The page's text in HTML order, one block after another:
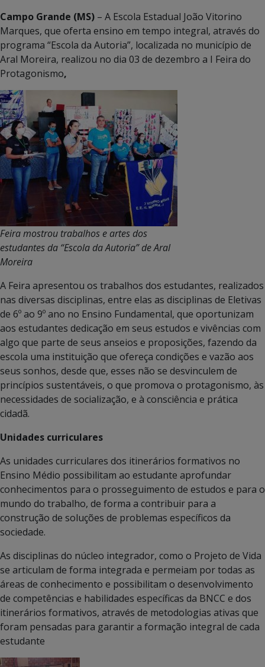
Campo Grande (MS) – A Escola Estadual João Vitorino
Marques, que oferta ensino em tempo integral, através do
programa “Escola da Autoria”, localizada no município de
Aral Moreira, realizou no dia 03 de dezembro a I Feira do
Protagonismo,
Feira mostrou trabalhos e artes dos
estudantes da “Escola da Autoria” de Aral
Moreira
A Feira apresentou os trabalhos dos estudantes, realizados
nas diversas disciplinas, entre elas as disciplinas de Eletivas
de 6º ao 9º ano no Ensino Fundamental, que oportunizam
aos estudantes dedicação em seus estudos e vivências com
algo que parte de seus anseios e proposições, fazendo da
escola uma instituição que ofereça condições e vazão aos
seus sonhos, desde que, esses não se desvinculem de
princípios sustentáveis, o que promova o protagonismo, às
necessidades de socialização, e à consciência e prática
cidadã.
Unidades curriculares
As unidades curriculares dos itinerários formativos no
Ensino Médio possibilitam ao estudante aprofundar
conhecimentos para o prosseguimento de estudos e para o
mundo do trabalho, de forma a contribuir para a
construção de soluções de problemas específicos da
sociedade.
As disciplinas do núcleo integrador, como o Projeto de Vida
se articulam de forma integrada e permeiam por todas as
áreas de conhecimento e possibilitam o desenvolvimento
de competências e habilidades específicas da BNCC e dos
itinerários formativos, através de metodologias ativas que
foram pensadas para garantir a formação integral de cada
estudante